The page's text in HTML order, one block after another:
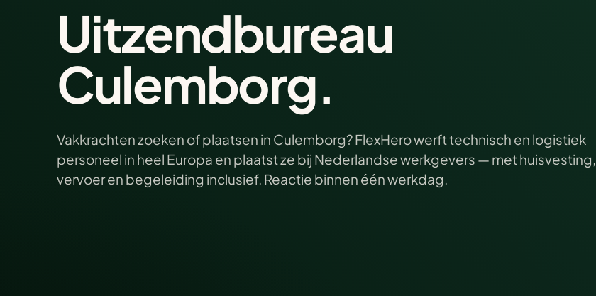
Uitzendbureau
Culemborg.
Vakkrachten zoeken of plaatsen in Culemborg? FlexHero werft technisch en logistiek
personeel in heel Europa en plaatst ze bij Nederlandse werkgevers — met huisvesting,
vervoer en begeleiding inclusief. Reactie binnen één werkdag.